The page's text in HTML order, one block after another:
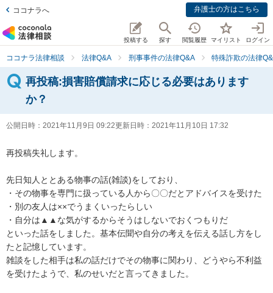
ココナラへ 弁護士の方はこちら
投稿する 探す 閲覧履歴 マイリスト ログイン
ココナラ法律相談 法律Q&A 刑事事件の法律Q&A 特殊詐欺の法律
再投稿:損害賠償請求に応じる必要はあります
か？
公開日時： 2021年11月9日 09:22更新日時： 2021年11月10日 17:32
再投稿失礼します。
先日知人ととある物事の話(雑談)をしており、
・その物事を専門に扱っている人から〇〇だとアドバイスを受けた
・別の友人は××でうまくいったらしい
・自分は▲▲な気がするからそうはしないでおくつもりだ
といった話をしました。基本伝聞や自分の考えを伝える話し方をし
たと記憶しています。
雑談をした相手は私の話だけでその物事に関わり、どうやら不利益
を受けたようで、私のせいだと言ってきました。